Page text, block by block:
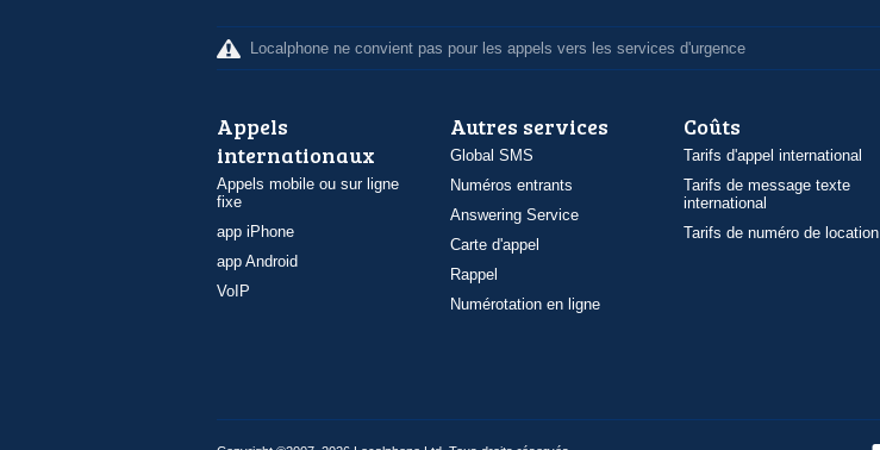
Localphone ne convient pas pour les appels vers les services d'urgence
Appels
internationaux
Appels mobile ou sur ligne
fixe
app iPhone
app Android
VoIP
Autres services
Global SMS
Numéros entrants
Answering Service
Carte d'appel
Rappel
Numérotation en ligne
Coûts
Tarifs d'appel international
Tarifs de message texte
international
Tarifs de numéro de location